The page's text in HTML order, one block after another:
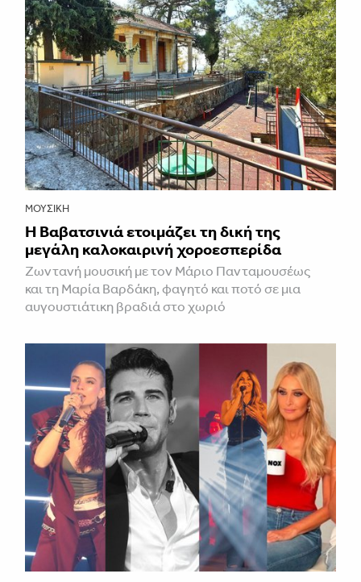
ΜΟΥΣΙΚΉ
Η Βαβατσινιά ετοιμάζει τη δική της
μεγάλη καλοκαιρινή χοροεσπερίδα
Ζωντανή μουσική με τον Μάριο Πανταμουσέως
και τη Μαρία Βαρδάκη, φαγητό και ποτό σε μια
αυγουστιάτικη βραδιά στο χωριό